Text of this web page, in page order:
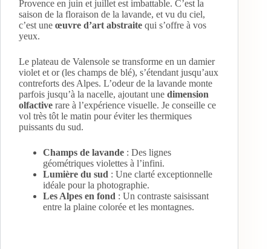
Provence en juin et juillet est imbattable. C’est la
saison de la floraison de la lavande, et vu du ciel,
c’est une œuvre d’art abstraite qui s’offre à vos
yeux.
Le plateau de Valensole se transforme en un damier
violet et or (les champs de blé), s’étendant jusqu’aux
contreforts des Alpes. L’odeur de la lavande monte
parfois jusqu’à la nacelle, ajoutant une dimension
olfactive rare à l’expérience visuelle. Je conseille ce
vol très tôt le matin pour éviter les thermiques
puissants du sud.
Champs de lavande : Des lignes
géométriques violettes à l’infini.
Lumière du sud : Une clarté exceptionnelle
idéale pour la photographie.
Les Alpes en fond : Un contraste saisissant
entre la plaine colorée et les montagnes.